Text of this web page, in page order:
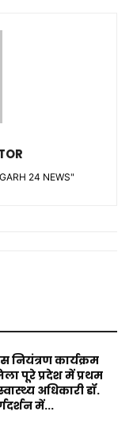
24 NEWS"
नियंत्रण कार्यक्रम
पूरे प्रदेश में प्रथम
अधिकारी डॉ.
में...